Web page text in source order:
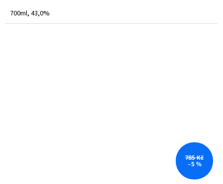
700ml, 43,0%
785 Kč
–5 %